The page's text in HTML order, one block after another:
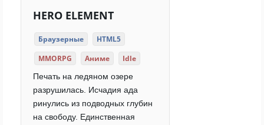
HERO ELEMENT
Браузерные
HTML5
MMORPG
Аниме Idle
Печать на ледяном озере
разрушилась. Исчадия ада
ринулись из подводных глубин
на свободу. Единственная